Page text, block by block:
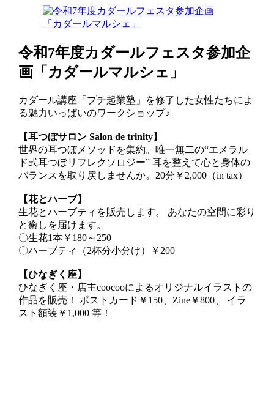
令和7年度カダールフェスタ参加企
画「カダールマルシェ」
カダール講座「プチ起業塾」を修了した女性たちによ
る魅力いっぱいのワークショップ♪
【耳つぼサロン Salon de trinity】
世界の耳つぼメソッドを集約。唯一無二の“エメラル
ド式耳つぼリフレクソロジー” 耳を整えて心と身体の
バランスを取り戻しませんか。20分￥2,000（in tax）
【花とハーブ】
生花とハーブティを販売します。 あなたの空間に彩り
と癒しを届けます。
〇生花1本￥180～250
〇ハーブティ（2杯分小分け）￥200
【ひなぎく座】
ひなぎく座・店主coocooによるオリジナルイラストの
作品を販売！ ポストカード￥150、Zine￥800、 イラ
スト額装￥1,000 等！